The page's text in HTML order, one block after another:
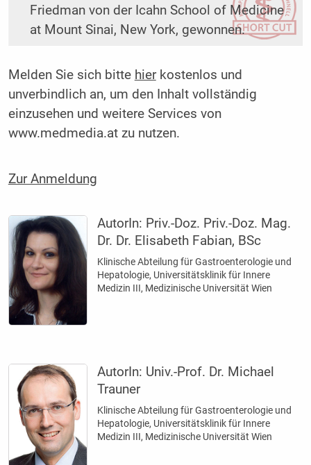
Friedman von der Icahn School of Medicine
at Mount Sinai, New York, gewonnen.
Melden Sie sich bitte hierkostenlos und
unverbindlich an, um den Inhalt vollständig
einzusehen und weitere Services von
www.medmedia.at zu nutzen.
Zur Anmeldung
AutorIn: Priv.-Doz. Priv.-Doz. Mag.
Dr. Dr. Elisabeth Fabian, BSc
Klinische Abteilung für Gastroenterologie und
Hepatologie, Universitätsklinik für Innere
Medizin III, Medizinische Universität Wien
AutorIn: Univ.-Prof. Dr. Michael
Trauner
Klinische Abteilung für Gastroenterologie und
Hepatologie, Universitätsklinik für Innere
Medizin III, Medizinische Universität Wien